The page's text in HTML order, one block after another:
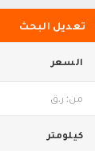
تعديل البحث
السعر
كيلومتر